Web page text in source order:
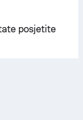
posjetite